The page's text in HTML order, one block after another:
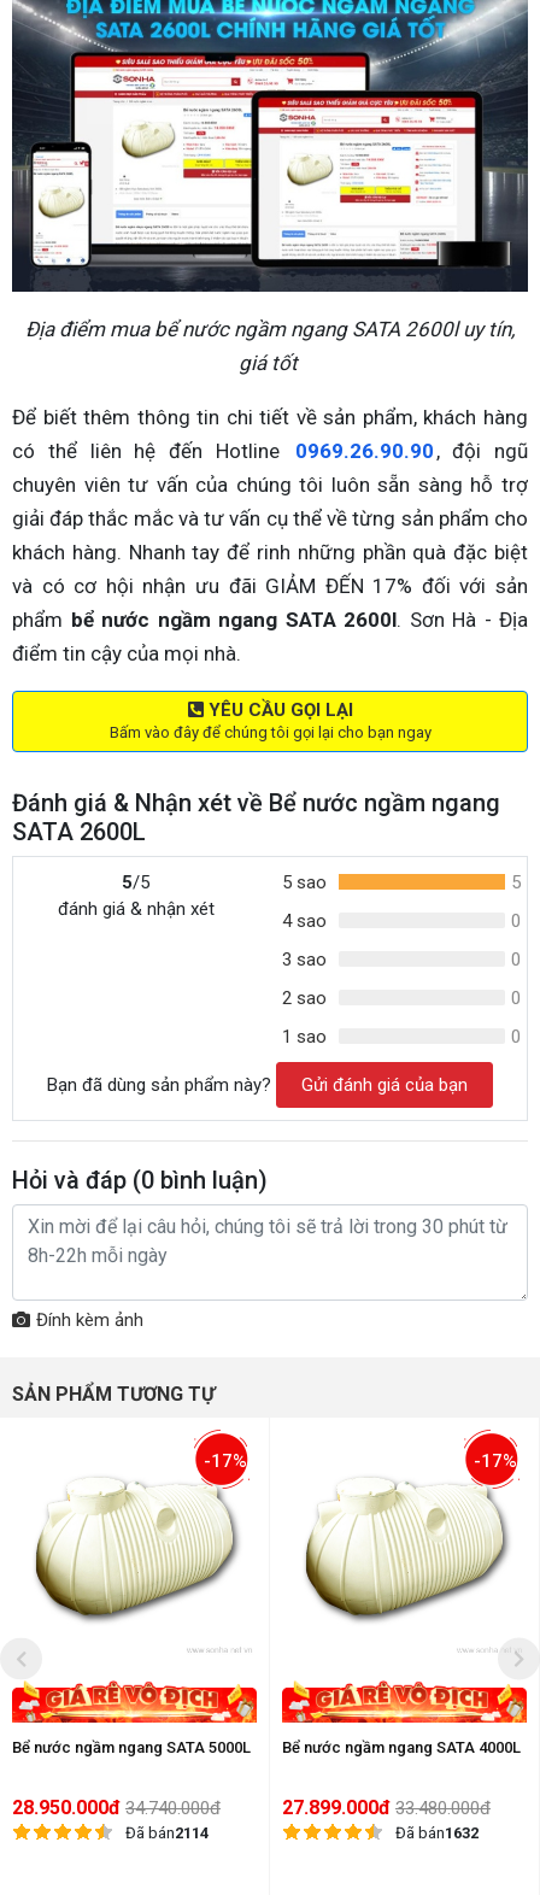
Địa điểm mua bể nước ngầm ngang SATA 2600l uy tín,
giá tốt
Để biết thêm thông tin chi tiết về sản phẩm, khách hàng
có thể liên hệ đến Hotline
0969.26.90.90 , đội ngũ
chuyên viên tư vấn của chúng tôi luôn sẵn sàng hỗ trợ
giải đáp thắc mắc và tư vấn cụ thể về từng sản phẩm cho
khách hàng. Nhanh tay để rinh những phần quà đặc biệt
và có cơ hội nhận ưu đãi GIẢM ĐẾN 17% đối với sản
phẩm bể nước ngầm ngang SATA 2600l. Sơn Hà - Địa
điểm tin cậy của mọi nhà.
YÊU CẦU GỌI LẠI
Bấm vào đây để chúng tôi gọi lại cho bạn ngay
Đánh giá & Nhận xét về Bể nước ngầm ngang
SATA 2600L
5/5
đánh giá & nhận xét
5 sao
5
4 sao
0
3 sao
0
2 sao
0
1 sao
0
Bạn đã dùng sản phẩm này? Gửi đánh giá của bạn
Hỏi và đáp (0 bình luận)
Đính kèm ảnh
SẢN PHẨM TƯƠNG TỰ
-17%
Bể nước ngầm ngang SATA 5000L
28.950.000đ 34.740.000đ
Đã bán2114
-17%
Bể nước ngầm ngang SATA 4000L
27.899.000đ 33.480.000đ
Đã bán1632